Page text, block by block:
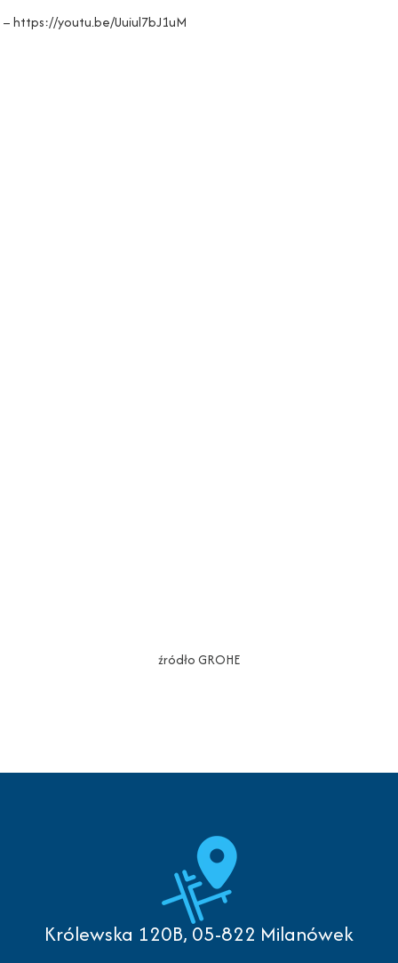
–https://youtu.be/Uuiul7bJ1uM
źródło GROHE
Królewska 120B, 05-822 Milanówek